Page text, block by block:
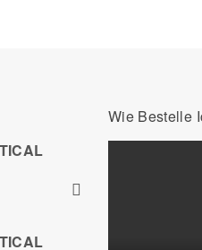
Wie Bestelle